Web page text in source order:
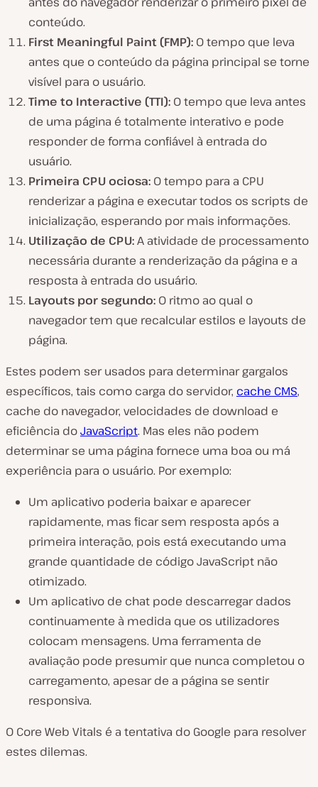
conteúdo.
First Meaningful Paint (FMP): O tempo que leva
antes que o conteúdo da página principal se torne
visível para o usuário.
Time to Interactive (TTI): O tempo que leva antes
de uma página é totalmente interativo e pode
responder de forma confiável à entrada do
usuário.
Primeira CPU ociosa: O tempo para a CPU
renderizar a página e executar todos os scripts de
inicialização, esperando por mais informações.
Utilização de CPU:A atividade de processamento
necessária durante a renderização da página e a
resposta à entrada do usuário.
Layouts por segundo: O ritmo ao qual o
navegador tem que recalcular estilos e layouts de
página.
Estes podem ser usados para determinar gargalos
específicos, tais como carga do servidor, cache CMS,
cache do navegador, velocidades de download e
eficiência doJavaScript. Mas eles não podem
determinar se uma página fornece uma boa ou má
experiência para o usuário. Por exemplo:
Um aplicativo poderia baixar e aparecer
rapidamente, mas ficar sem resposta após a
primeira interação, pois está executando uma
grande quantidade de código JavaScript não
otimizado.
Um aplicativo de chat pode descarregar dados
continuamente à medida que os utilizadores
colocam mensagens. Uma ferramenta de
avaliação pode presumir que nunca completou o
carregamento, apesar de a página se sentir
responsiva.
O Core Web Vitals é a tentativa do Google para resolver
estes dilemas.